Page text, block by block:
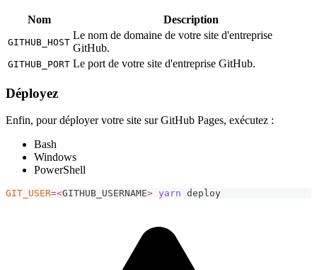
Nom Description
GITHUB_HOST
Le nom de domaine de votre site d'entreprise
GitHub.
GITHUB_PORT Le port de votre site d'entreprise GitHub.
Déployez
Enfin, pour déployer votre site sur GitHub Pages, exécutez :
Bash
Windows
PowerShell
GIT_USER=<GITHUB_USERNAME> yarn deploy